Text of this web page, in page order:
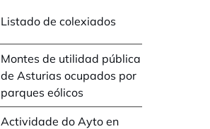
Listado de colexiados
Montes de utilidad pública
de Asturias ocupados por
parques eólicos
Actividade do Ayto en